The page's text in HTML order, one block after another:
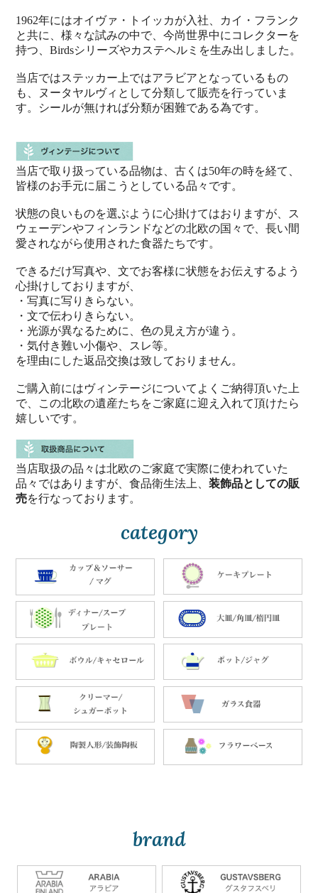
1962年にはオイヴァ・トイッカが入社、カイ・フランク
と共に、様々な試みの中で、今尚世界中にコレクターを
持つ、Birdsシリーズやカステヘルミを生み出しました。
当店ではステッカー上ではアラビアとなっているもの
も、ヌータヤルヴィとして分類して販売を行っていま
す。シールが無ければ分類が困難である為です。
当店で取り扱っている品物は、古くは50年の時を経て、
皆様のお手元に届こうとしている品々です。
状態の良いものを選ぶように心掛けてはおりますが、ス
ウェーデンやフィンランドなどの北欧の国々で、長い間
愛されながら使用された食器たちです。
できるだけ写真や、文でお客様に状態をお伝えするよう
心掛けしておりますが、
・写真に写りきらない。
・文で伝わりきらない。
・光源が異なるために、色の見え方が違う。
・気付き難い小傷や、スレ等。
を理由にした返品交換は致しておりません。
ご購入前にはヴィンテージについてよくご納得頂いた上
で、この北欧の遺産たちをご家庭に迎え入れて頂けたら
嬉しいです。
当店取扱の品々は北欧のご家庭で実際に使われていた
品々ではありますが、食品衛生法上、装飾品としての販
売を行なっております。
category
brand